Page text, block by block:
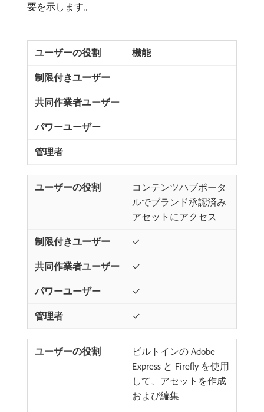
要を示します。
機能
コンテンツハブポータ
ルでブランド承認済み
アセットにアクセス
✓
✓
✓
✓
ビルトインの Adobe
Express と Firefly を使用
して、アセットを作成
および編集